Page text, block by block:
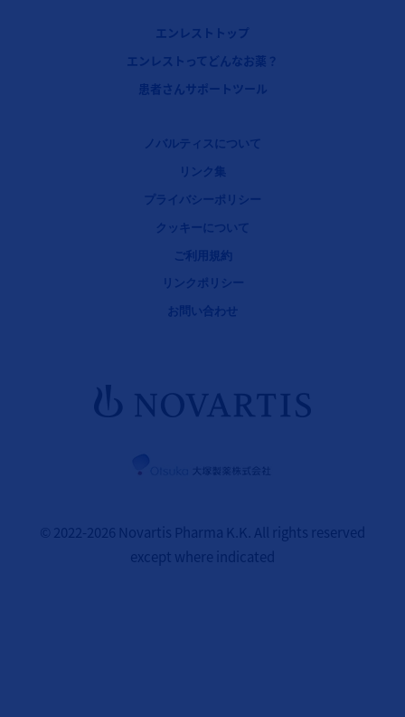
エンレストトップ
エンレストってどんなお薬？
患者さんサポートツール
Legal [Footer Second]ノバルティスについて
リンク集
プライバシーポリシー
クッキーについて
ご利用規約
リンクポリシー
お問い合わせ
© 2022-2026 Novartis Pharma K.K. All rights reserved
except where indicated